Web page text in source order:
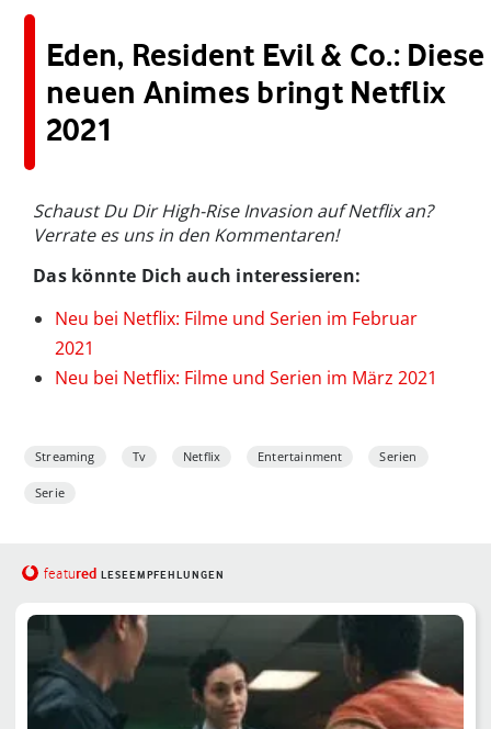
Eden, Resident Evil & Co.: Diese
neuen Animes bringt Netflix
2021
Schaust Du Dir High-Rise Invasion auf Netflix an?
Verrate es uns in den Kommentaren!
Das könnte Dich auch interessieren:
Neu bei Netflix: Filme und Serien im Februar
2021
Neu bei Netflix: Filme und Serien im März 2021
Streaming Tv Netflix Entertainment Serien
Serie
featured LESEEMPFEHLUNGEN